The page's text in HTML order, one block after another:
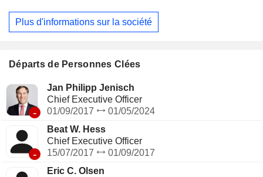
Plus d'informations sur la société
Départs de Personnes Clées
-
Jan Philipp Jenisch
Chief Executive Officer
01/09/2017
01/05/2024
-
Beat W. Hess
Chief Executive Officer
15/07/2017
01/09/2017
Eric C. Olsen